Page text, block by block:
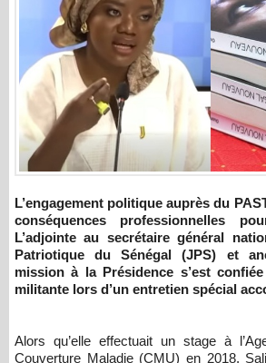
L’engagement politique auprès du PASTEF n’a pas été sans
conséquences professionnelles
L’adjointe au secrétaire général
Patriotique du Sénégal (JPS) et
mission à la Présidence s’est
militante lors d’un entretien spécial
Alors qu’elle effectuait un stage à
Couverture Maladie (CMU) en 2018,